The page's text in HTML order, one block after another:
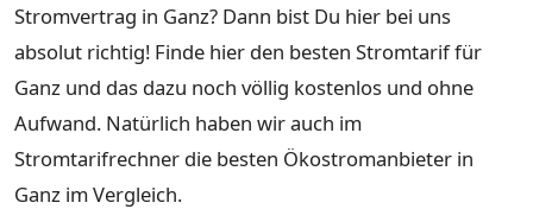
Stromvertrag in Ganz? Dann bist Du hier bei uns
absolut richtig! Finde hier den besten Stromtarif für
Ganz und das dazu noch völlig kostenlos und ohne
Aufwand. Natürlich haben wir auch im
Stromtarifrechner die besten Ökostromanbieter in
Ganz im Vergleich.